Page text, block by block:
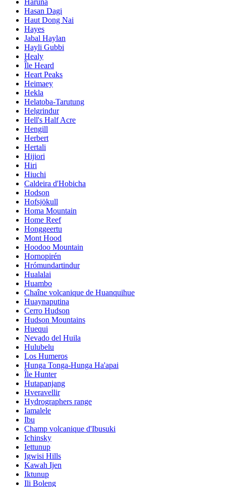
Hasan Dagi
Haut Dong Nai
Hayes
Jabal Haylan
Hayli Gubbi
Healy
Île Heard
Heart Peaks
Heimaey
Hekla
Helatoba-Tarutung
Helgrindur
Hell's Half Acre
Hengill
Herbert
Hertali
Hijiori
Hiri
Hiuchi
Caldeira d'Hobicha
Hodson
Hofsjökull
Homa Mountain
Home Reef
Honggeertu
Mont Hood
Hoodoo Mountain
Hornopirén
Hrómundartindur
Hualalai
Huambo
Chaîne volcanique de Huanquihue
Huaynaputina
Cerro Hudson
Hudson Mountains
Huequi
Nevado del Huila
Hulubelu
Los Humeros
Hunga Tonga-Hunga Ha'apai
Île Hunter
Hutapanjang
Hveravellir
Hydrographers range
Iamalele
Ibu
Champ volcanique d'Ibusuki
Ichinsky
Iettunup
Igwisi Hills
Kawah Ijen
Iktunup
Ili Boleng